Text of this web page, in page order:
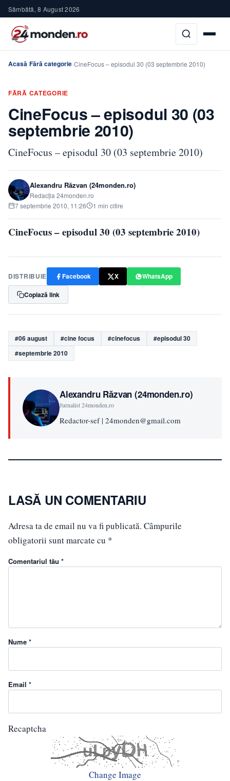
Sâmbătă, 8 August 2026
Acasă›Fără categorie›CineFocus – episodul 30 (03 septembrie 2010)
FĂRĂ CATEGORIE
CineFocus – episodul 30 (03
septembrie 2010)
CineFocus – episodul 30 (03 septembrie 2010)
Alexandru Răzvan (24monden.ro)
Redacția 24monden.ro
7 septembrie 2010, 11:26
1 min citire
CineFocus – episodul 30 (03 septembrie 2010)
DISTRIBUIE Facebook X
WhatsApp
Copiază link
#06 august #cine focus #cinefocus
#episodul 30
#septembrie 2010
Alexandru Răzvan (24monden.ro)
Jurnalist 24monden.ro
Redactor-sef | 24monden@gmail.com
LASĂ UN COMENTARIU
Adresa ta de email nu va fi publicată. Câmpurile
obligatorii sunt marcate cu *
Comentariul tău *
Nume *
Email *
Recaptcha
Change Image